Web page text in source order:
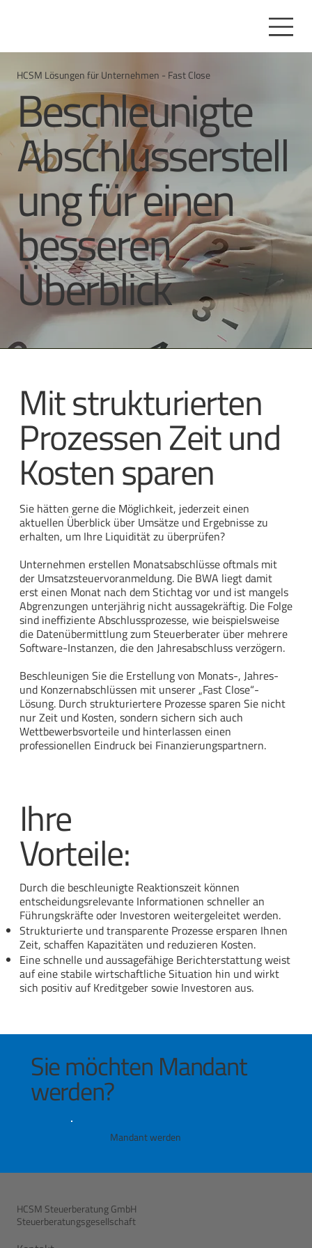
HCSM Lösungen für Unternehmen - Fast Close
Beschleunigte
Abschlusserstell
ung für einen
besseren
Überblick
Mit strukturierten
Prozessen Zeit und
Kosten sparen
Sie hätten gerne die Möglichkeit, jederzeit einen
aktuellen Überblick über Umsätze und Ergebnisse zu
erhalten, um Ihre Liquidität zu überprüfen?
Unternehmen erstellen Monatsabschlüsse oftmals mit
der Umsatzsteuervoranmeldung. Die BWA liegt damit
erst einen Monat nach dem Stichtag vor und ist mangels
Abgrenzungen unterjährig nicht aussagekräftig. Die Folge
sind ineffiziente Abschlussprozesse, wie beispielsweise
die Datenübermittlung zum Steuerberater über mehrere
Software-Instanzen, die den Jahresabschluss verzögern.
Beschleunigen Sie die Erstellung von Monats-, Jahres-
und Konzernabschlüssen mit unserer „Fast Close“-
Lösung. Durch strukturiertere Prozesse sparen Sie nicht
nur Zeit und Kosten, sondern sichern sich auch
Wettbewerbsvorteile und hinterlassen einen
professionellen Eindruck bei Finanzierungspartnern.
Ihre
Vorteile:
Durch die beschleunigte Reaktionszeit können
entscheidungsrelevante Informationen schneller an
Führungskräfte oder Investoren weitergeleitet werden.
Strukturierte und transparente Prozesse ersparen Ihnen
Zeit, schaffen Kapazitäten und reduzieren Kosten.
Eine schnelle und aussagefähige Berichterstattung weist
auf eine stabile wirtschaftliche Situation hin und wirkt
sich positiv auf Kreditgeber sowie Investoren aus.
Sie möchten Mandant
werden?
Mandant werden
HCSM Steuerberatung GmbH
Steuerberatungsgesellschaft